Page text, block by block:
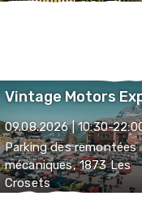
Vintage Motors
09.08.2026 | 10:30-
Parking des remontées
mécaniques, 1873 Les
Crosets